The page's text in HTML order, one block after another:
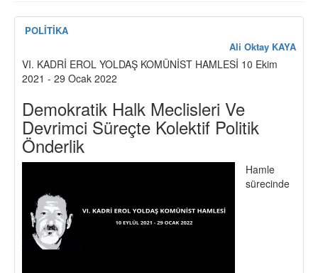
POLİTİKA
Ali Oktay KAYA
VI. KADRİ EROL YOLDAŞ KOMÜNİST HAMLESİ 10 Ekim
2021 - 29 Ocak 2022
Demokratik Halk Meclisleri Ve
Devrimci Süreçte Kolektif Politik
Önderlik
Hamle
sürecinde